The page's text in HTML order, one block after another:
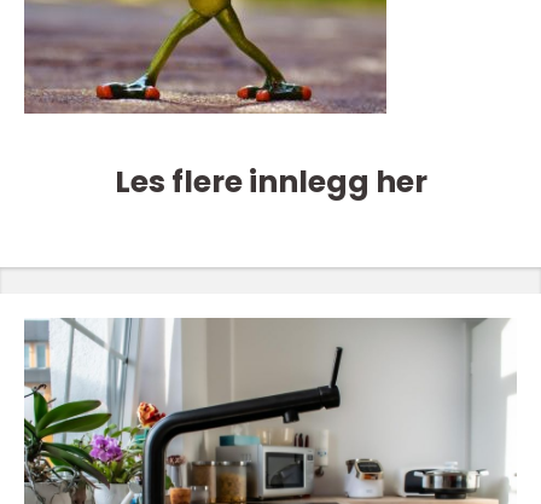
Les flere innlegg her